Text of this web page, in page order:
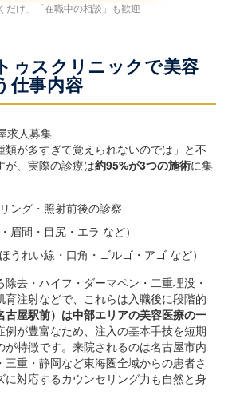
だけ」「在職中の相談」も歓迎
ゥスクリニックで美容
仕事内容
類が多すぎて覚えられないのでは」と不
が、実際の診療は約95%が3つの施術に集
ング・照射前後の診察
眉間・目尻・エラ など）
うれい線・口角・ゴルゴ・アゴ など）
去・ハイフ・ダーマペン・二重埋没・
育注射などで、これらは入職後に段階的
古屋駅前）は中部エリアの美容医療の一
例が豊富なため、注入の基本手技を短期
が特徴です。来院されるのは名古屋市内
重・静岡など東海圏全域からの患者さ
に対応するカウンセリング力も自然と身